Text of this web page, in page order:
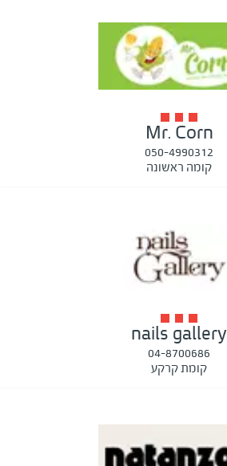
Mr. Corn
050-4990312
קומה ראשונה
nails gallery
04-8700686
קומת קרקע